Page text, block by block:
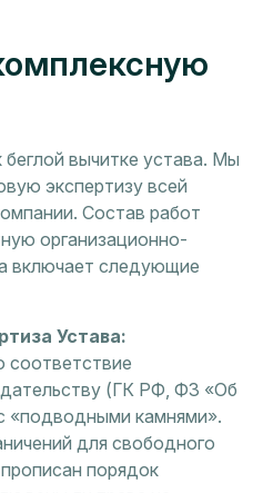
вычитке устава. Мы
экспертизу всей
Состав работ
организационно-
включает следующие
Устава:
соответствие
(ГК РФ, ФЗ «Об
«подводными камнями».
для свободного
порядок